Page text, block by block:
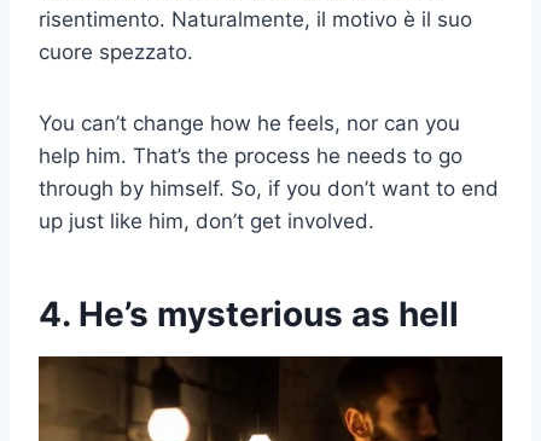
risentimento. Naturalmente, il motivo è il suo
cuore spezzato.
You can’t change how he feels, nor can you
help him. That’s the process he needs to go
through by himself. So, if you don’t want to end
up just like him, don’t get involved.
4. He’s mysterious as hell